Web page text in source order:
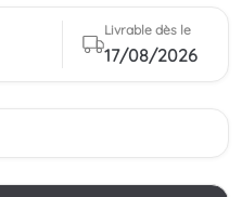
Livrable dès le
17/08/2026